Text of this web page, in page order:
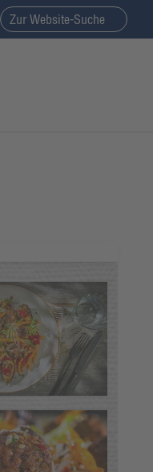
Zur Website-Suche